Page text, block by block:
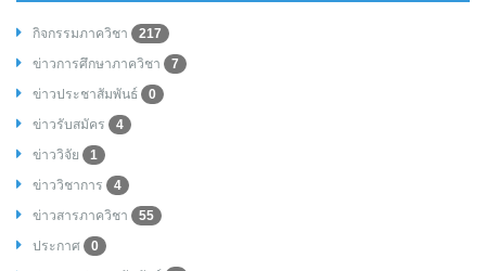
กิจกรรมภาควิชา
217
ข่าวการศึกษาภาควิชา
7
ข่าวประชาสัมพันธ์
0
ข่าวรับสมัคร
4
ข่าววิจัย
1
ข่าววิชาการ
4
ข่าวสารภาควิชา
55
ประกาศ
0